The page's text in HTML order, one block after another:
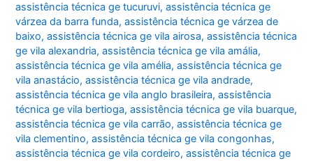
assistência técnica ge tucuruvi,assistência técnica ge
várzea da barra funda,assistência técnica ge várzea de
baixo,assistência técnica ge vila airosa,assistência técnica
ge vila alexandria,assistência técnica ge vila amália,
assistência técnica ge vila amélia,assistência técnica ge
vila anastácio,assistência técnica ge vila andrade,
assistência técnica ge vila anglo brasileira,assistência
técnica ge vila bertioga,assistência técnica ge vila buarque,
assistência técnica ge vila carrão,assistência técnica ge
vila clementino,assistência técnica ge vila congonhas,
assistência técnica ge vila cordeiro,assistência técnica ge